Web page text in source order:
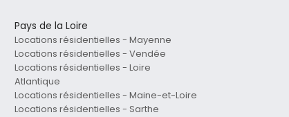
Pays de la Loire
Locations résidentielles - Mayenne
Locations résidentielles - Vendée
Locations résidentielles - Loire
Atlantique
Locations résidentielles - Maine-et-Loire
Locations résidentielles - Sarthe